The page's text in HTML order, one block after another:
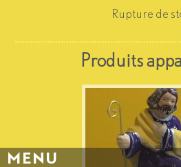
Rupture de
Produits
MENU